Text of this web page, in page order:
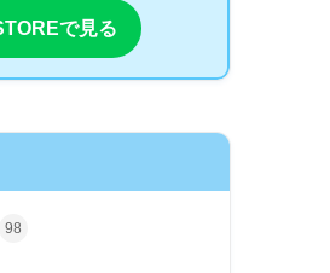
で見る
98